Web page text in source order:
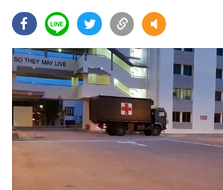
• Good health & Well-being
• Green Innovation & SD
• Management & HR
• MGR Live
• Infographic
การเมือง
ท่องเที่ยว